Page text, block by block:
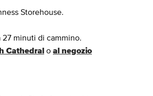
Storehouse.
27 minuti di cammino.
Cathedral o al negozio